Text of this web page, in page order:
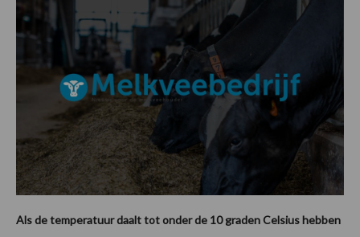
Als de temperatuur daalt tot onder de 10 graden Celsius hebben